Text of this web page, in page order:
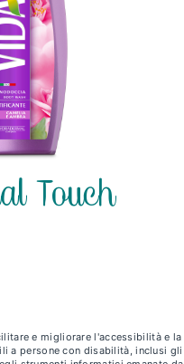
Touch
e migliorare l'accessibilità e
a persone con disabilità, inclusi